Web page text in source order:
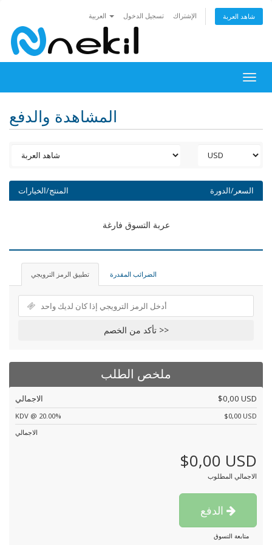
تسجيل الدخول الإشتراك شاهد العربة
المشاهدة والدفع
المنتج/الخيارات السعر/الدورة
عربة التسوق فارغة
تطبيق الرمز الترويجي الضرائب المقدرة
تأكد من الخصم >>
ملخص الطلب
الاجمالي $0,00 USD
KDV @ 20.00%
$0,00 USD
الاجمالي
$0,00 USD
الاجمالي المطلوب
متابعة التسوق